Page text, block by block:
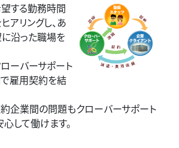
する勤務時間
アリングし、あ
沿った職場を
ーバーサポート
で雇用契約を結
企業間の問題もクローバーサポート
して働けます。